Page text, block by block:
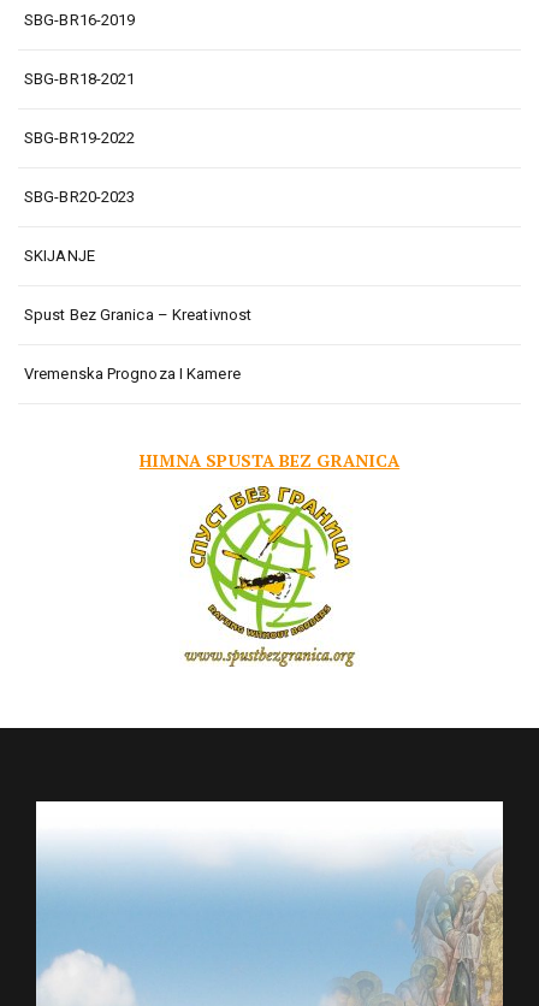
SBG-BR16-2019
SBG-BR18-2021
SBG-BR19-2022
SBG-BR20-2023
SKIJANJE
Spust Bez Granica – Kreativnost
Vremenska Prognoza I Kamere
HIMNA SPUSTA BEZ GRANICA